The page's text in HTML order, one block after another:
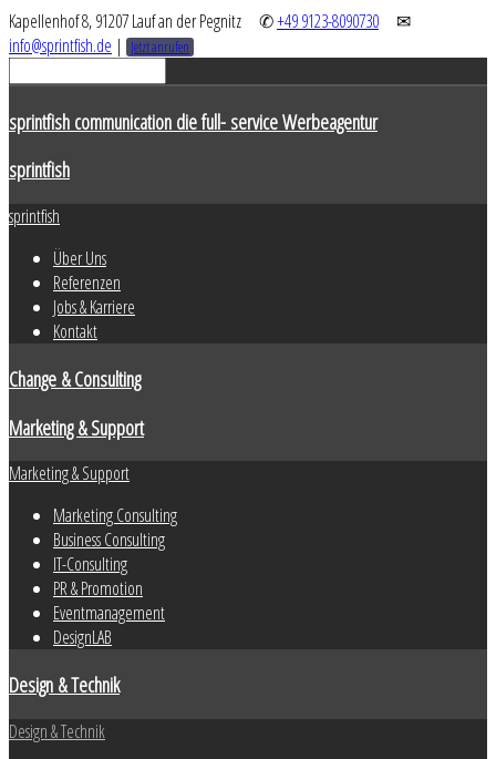
Kapellenhof 8, 91207 Lauf an der Pegnitz ✆+49 9123-8090730
✉
info@sprintfish.de | Jetzt anrufen
sprintfish communication die full- service Werbeagentur
sprintfish
sprintfish
Über Uns
Referenzen
Jobs & Karriere
Kontakt
Change & Consulting
Marketing & Support
Marketing & Support
Marketing Consulting
Business Consulting
IT-Consulting
PR & Promotion
Eventmanagement
DesignLAB
Design & Technik
Design & Technik